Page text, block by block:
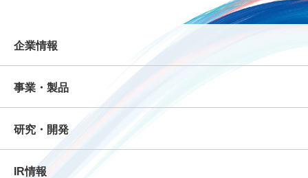
企業情報
事業・製品
研究・開発
IR情報